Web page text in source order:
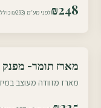
₪248 לפני מע״מ (₪293 כולל מע״מ)
עוטף צפון
מארז תומר- מפנק
מארז מזוודה מעוצב במידות 28/34/9 ס״מ המכיל את